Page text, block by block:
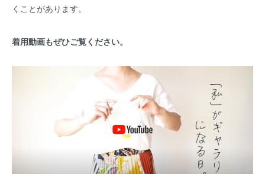
くことがあります。
着用動画もぜひご覧ください。